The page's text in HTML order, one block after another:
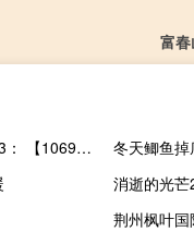
富
2023-09-30 18:43： 【1069微路况】G2503南京绕城高速南京四桥段横梁至麒麟枢纽，G2503南京绕城高速东北段程桥枢纽至横梁限速取消。 ​​​
冬天鲫鱼
消逝的光
荆州枫叶